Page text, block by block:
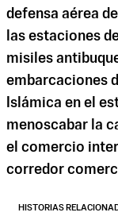
defensa aérea
las estaciones
misiles
embarcaciones
Islámica en el
menoscabar la
el comercio
corredor
HISTORIAS